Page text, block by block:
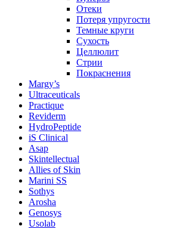
Отеки
Потеря упругости
Темные круги
Сухость
Целлюлит
Стрии
Покраснения
Margy’s
Ultraceuticals
Practique
Reviderm
HydroPeptide
iS Clinical
Asap
Skintellectual
Allies of Skin
Marini SS
Sothys
Arosha
Genosys
Usolab